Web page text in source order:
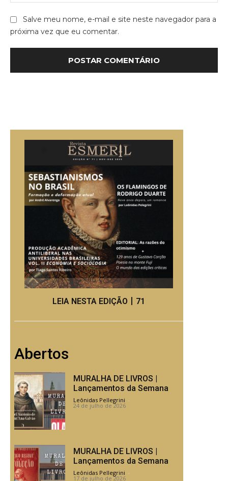
Salve meu nome, e-mail e site neste navegador para a
próxima vez que eu comentar.
LEIA NESTA EDIÇÃO丨71
Abertos
MURALHA DE LIVROS |
Lançamentos da Semana
Leônidas Pellegrini -
24 de julho de 2026
MURALHA DE LIVROS |
Lançamentos da Semana
Leônidas Pellegrini -
17 de julho de 2026